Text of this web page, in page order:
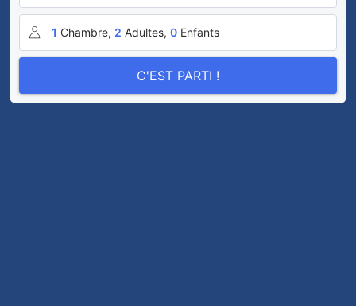
1 Chambre, 2 Adultes, 0 Enfants
C'EST PARTI !